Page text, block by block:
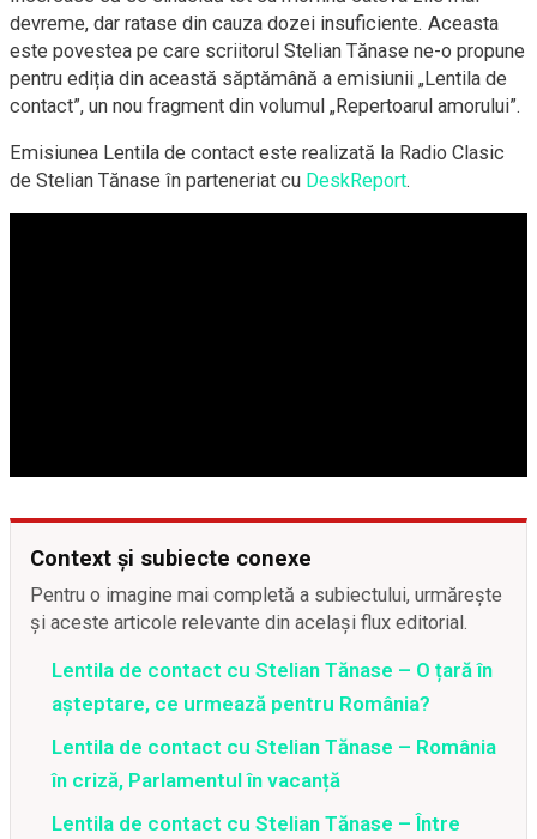
devreme, dar ratase din cauza dozei insuficiente. Aceasta
este povestea pe care scriitorul Stelian Tănase ne-o propune
pentru ediția din această săptămână a emisiunii „Lentila de
contact”, un nou fragment din volumul „Repertoarul amorului”.
Emisiunea Lentila de contact este realizată la Radio Clasic
de Stelian Tănase în parteneriat cu DeskReport.
Context și subiecte conexe
Pentru o imagine mai completă a subiectului, urmărește
și aceste articole relevante din același flux editorial.
Lentila de contact cu Stelian Tănase – O țară în
așteptare, ce urmează pentru România?
Lentila de contact cu Stelian Tănase – România
în criză, Parlamentul în vacanță
Lentila de contact cu Stelian Tănase – Între